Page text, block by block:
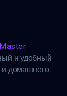
и удобный
и домашнего